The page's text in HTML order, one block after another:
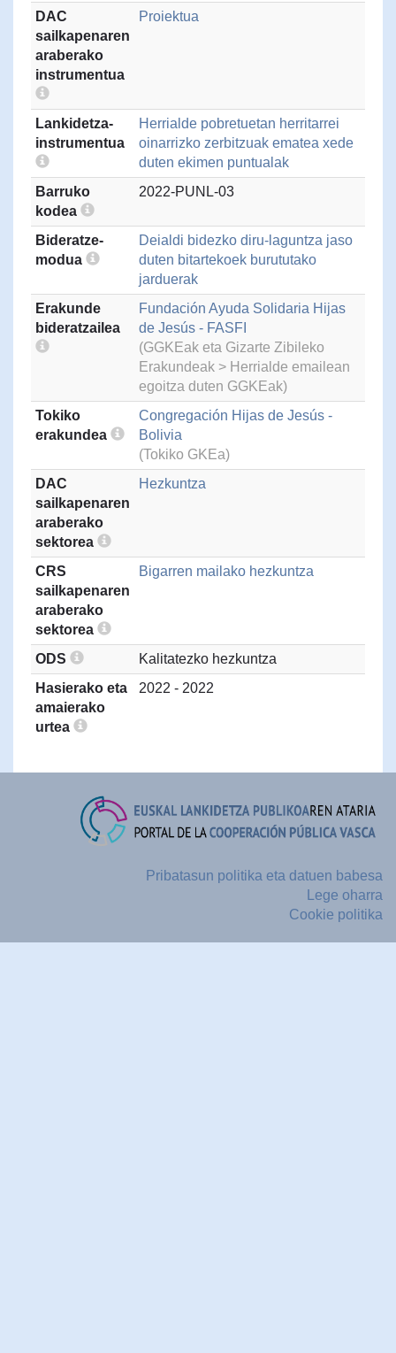
DAC
sailkapenaren
araberako
instrumentua
Proiektua
Lankidetza-
instrumentua
Herrialde pobretuetan herritarrei
oinarrizko zerbitzuak ematea xede
duten ekimen puntualak
Barruko
kodea
2022-PUNL-03
Bideratze-
modua
Deialdi bidezko diru-laguntza jaso
duten bitartekoek burututako
jarduerak
Erakunde
bideratzailea
Fundación Ayuda Solidaria Hijas
de Jesús - FASFI
(GGKEak eta Gizarte Zibileko
Erakundeak > Herrialde emailean
egoitza duten GGKEak)
Tokiko
erakundea
Congregación Hijas de Jesús -
Bolivia
(Tokiko GKEa)
DAC
sailkapenaren
araberako
sektorea
Hezkuntza
CRS
sailkapenaren
araberako
sektorea
Bigarren mailako hezkuntza
ODS
Kalitatezko hezkuntza
Hasierako eta
amaierako
urtea
2022 - 2022
Pribatasun politika eta datuen babesa
Lege oharra
Cookie politika